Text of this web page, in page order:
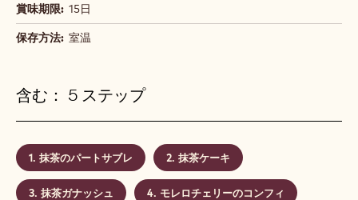
賞味期限: 15日
保存方法: 室温
含む： 5 ステップ
抹茶のパートサブレ 抹茶ケーキ
抹茶ガナッシュ モレロチェリーのコンフィ